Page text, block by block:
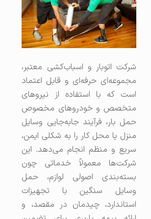
شرکت اتوبار و اسباب‌کشی معتبر،
مجموعه‌ای حرفه‌ای و قابل اعتماد
است که با استفاده از نیروهای
متخصص و خودروهای مخصوص
حمل بار، فرآیند جابه‌جایی وسایل
منزل یا محل کار را به شکلی ایمن،
سریع و منظم انجام می‌دهد. این
شرکت‌ها معمولاً خدماتی چون
بسته‌بندی اصولی لوازم، حمل
وسایل سنگین با تجهیزات
استاندارد، چیدمان در مقصد، و